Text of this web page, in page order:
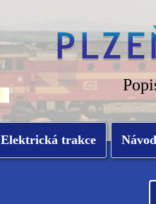
Elektrická trakce